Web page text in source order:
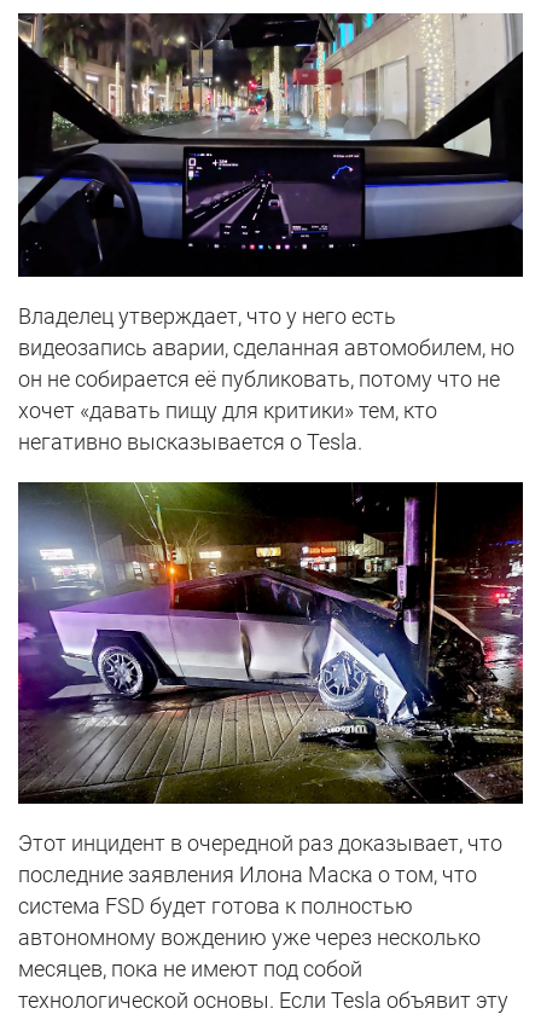
Владелец утверждает, что у него есть
видеозапись аварии, сделанная автомобилем, но
он не собирается её публиковать, потому что не
хочет «давать пищу для критики» тем, кто
негативно высказывается о Tesla.
Этот инцидент в очередной раз доказывает, что
последние заявления Илона Маска о том, что
система FSD будет готова к полностью
автономному вождению уже через несколько
месяцев, пока не имеют под собой
технологической основы. Если Tesla объявит эту